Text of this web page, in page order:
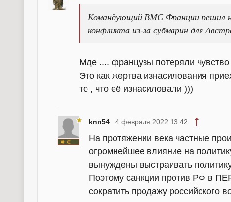
Командующий ВМС Франции решил
конфликта из-за субмарин для
Мде .... французы потеряли чувство
Это как жертва изнасилования
то , что её изнасиловали )))
knn54 4 февраля 2022 13:42
На протяжении века частные
огромнейшее влияние на
вынуждены выстраивать
Поэтому санкции против РФ в
сократить продажу российского